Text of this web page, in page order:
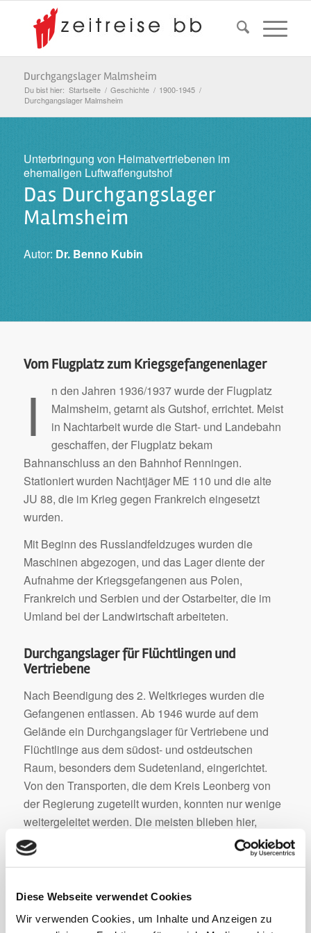
Diese Webseite verwendet Cookies
Wir verwenden Cookies, um Inhalte und Anzeigen zu
Durchgangslager Malmsheim
Du bist hier: Startseite / Geschichte / 1900-1945 /
Durchgangslager Malmsheim
Unterbringung von Heimatvertriebenen im
ehemaligen Luftwaffengutshof
Das Durchgangslager
Malmsheim
Autor: Dr. Benno Kubin
Vom Flugplatz zum Kriegsgefangenenlager
I
n den Jahren 1936/1937 wurde der Flugplatz
Malmsheim, getarnt als Gutshof, errichtet. Meist
in Nachtarbeit wurde die Start- und Landebahn
geschaffen, der Flugplatz bekam
Bahnanschluss an den Bahnhof Renningen.
Stationiert wurden Nachtjäger ME 110 und die alte
JU 88, die im Krieg gegen Frankreich eingesetzt
wurden.
Mit Beginn des Russlandfeldzuges wurden die
Maschinen abgezogen, und das Lager diente der
Aufnahme der Kriegsgefangenen aus Polen,
Frankreich und Serbien und der Ostarbeiter, die im
Umland bei der Landwirtschaft arbeiteten.
Durchgangslager für Flüchtlingen und
Vertriebene
Nach Beendigung des 2. Weltkrieges wurden die
Gefangenen entlassen. Ab 1946 wurde auf dem
Gelände ein Durchgangslager für Vertriebene und
Flüchtlinge aus dem südost- und ostdeutschen
Raum, besonders dem Sudetenland, eingerichtet.
Von den Transporten, die dem Kreis Leonberg von
der Regierung zugeteilt wurden, konnten nur wenige
weitergeleitet werden. Die meisten blieben hier,
füllten das Durchgangslager Malmsheim, denn
zunächst mussten nur Familien von den Gemeinden
werden. …